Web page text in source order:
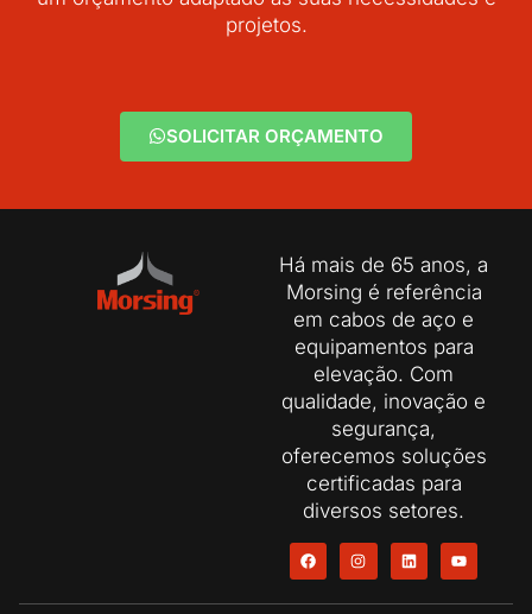
projetos.
SOLICITAR ORÇAMENTO
Há mais de 65 anos, a
Morsing é referência
em cabos de aço e
equipamentos para
elevação. Com
qualidade, inovação e
segurança,
oferecemos soluções
certificadas para
diversos setores.